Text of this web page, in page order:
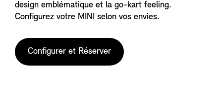
design emblématique et la go-kart feeling.
Configurez votre MINI selon vos envies.
Configurer et Réserver